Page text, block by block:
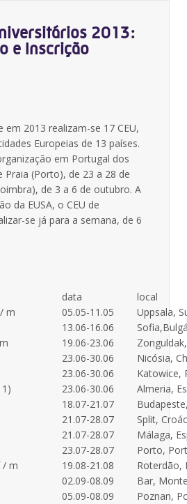
2013:
e Inscrição
em 2013 realizam-se 17 CEU,
Europeias de 13 países.
em Portugal dos
Praia (Porto), de 23 a 28 de
de 3 a 6 de outubro. A
da EUSA, o CEU de
se já para a semana, de 6
data
local
m
05.05-11.05
Uppsala,
13.06-16.06
19.06-23.06
23.06-30.06
Nicósia,
23.06-30.06
Katowice,
23.06-30.06
Almeria,
18.07-21.07
21.07-28.07
Split,
21.07-28.07
Málaga,
23.07-28.07
Porto,
/ m
19.08-21.08
Roterdão,
02.09-08.09
Bar,
05.09-08.09
Poznan,